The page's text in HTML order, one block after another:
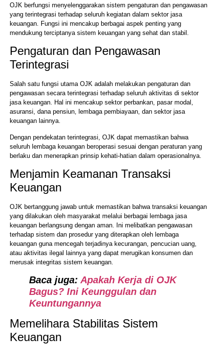
OJK berfungsi menyelenggarakan sistem pengaturan dan pengawasan
yang terintegrasi terhadap seluruh kegiatan dalam sektor jasa
keuangan. Fungsi ini mencakup berbagai aspek penting yang
mendukung terciptanya sistem keuangan yang sehat dan stabil.
Pengaturan dan Pengawasan
Terintegrasi
Salah satu fungsi utama OJK adalah melakukan pengaturan dan
pengawasan secara terintegrasi terhadap seluruh aktivitas di sektor
jasa keuangan. Hal ini mencakup sektor perbankan, pasar modal,
asuransi, dana pensiun, lembaga pembiayaan, dan sektor jasa
keuangan lainnya.
Dengan pendekatan terintegrasi, OJK dapat memastikan bahwa
seluruh lembaga keuangan beroperasi sesuai dengan peraturan yang
berlaku dan menerapkan prinsip kehati-hatian dalam operasionalnya.
Menjamin Keamanan Transaksi
Keuangan
OJK bertanggung jawab untuk memastikan bahwa transaksi keuangan
yang dilakukan oleh masyarakat melalui berbagai lembaga jasa
keuangan berlangsung dengan aman. Ini melibatkan pengawasan
terhadap sistem dan prosedur yang diterapkan oleh lembaga
keuangan guna mencegah terjadinya kecurangan, pencucian uang,
atau aktivitas ilegal lainnya yang dapat merugikan konsumen dan
merusak integritas sistem keuangan.
Baca juga: Apakah Kerja di OJK
Bagus? Ini Keunggulan dan
Keuntungannya
Memelihara Stabilitas Sistem
Keuangan